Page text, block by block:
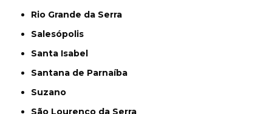
Rio Grande da Serra
Salesópolis
Santa Isabel
Santana de Parnaíba
Suzano
São Lourenço da Serra